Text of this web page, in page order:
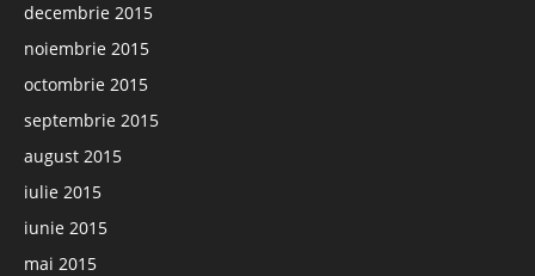
decembrie 2015
noiembrie 2015
octombrie 2015
septembrie 2015
august 2015
iulie 2015
iunie 2015
mai 2015